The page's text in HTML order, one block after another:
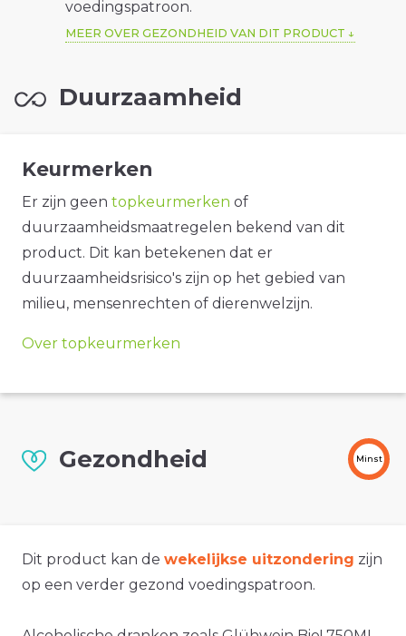
voedingspatroon.
MEER OVER GEZONDHEID VAN DIT PRODUCT
Duurzaamheid
Keurmerken
Er zijn geen topkeurmerken of
duurzaamheidsmaatregelen bekend van dit
product. Dit kan betekenen dat er
duurzaamheidsrisico's zijn op het gebied van
milieu, mensenrechten of dierenwelzijn.
Over topkeurmerken
Gezondheid Minst
Dit product kan de wekelijkse uitzondering zijn
op een verder gezond voedingspatroon.